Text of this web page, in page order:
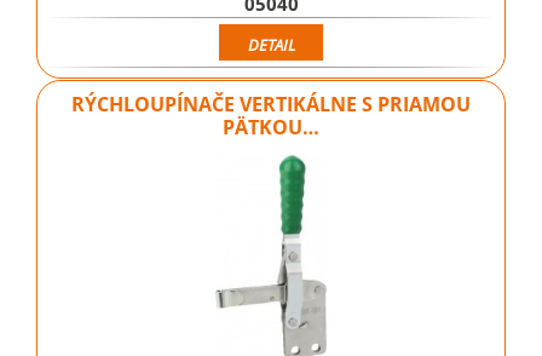
DETAIL
RÝCHLOUPÍNAČE VERTIKÁLNE S PRIAMOU
PÄTKOU…